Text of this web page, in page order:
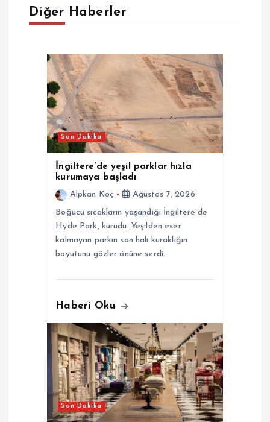
zDiğer Haberler
Son Dakika
İngiltere’de yeşil parklar hızla
kurumaya başladı
Alpkan Koç
Ağustos 7, 2026
Boğucu sıcakların yaşandığı İngiltere’de
Hyde Park, kurudu. Yeşilden eser
kalmayan parkın son hali kuraklığın
boyutunu gözler önüne serdi.
Haberi Oku
Son Dakika